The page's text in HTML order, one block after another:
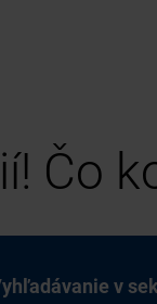
Čo
v